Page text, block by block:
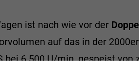
ist nach wie vor der
auf das in der
6.500 U/min, gespeist von
Nockenwelle